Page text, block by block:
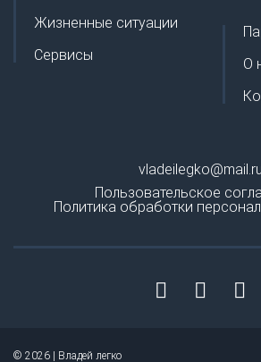
Жизненные ситуации
Сервисы
О
vladeilegko@mail.ru
Пользовательское
Политика обработки
© 2026 | Владей легко